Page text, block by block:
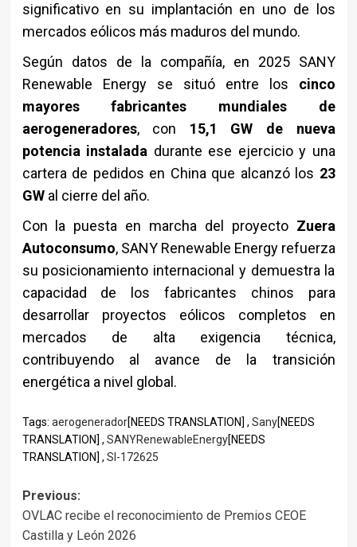
significativo en su implantación en uno de los
mercados eólicos más maduros del mundo.
Según datos de la compañía, en 2025 SANY
Renewable Energy se situó entre los cinco
mayores fabricantes mundiales de
aerogeneradores, con 15,1 GW de nueva
potencia instalada durante ese ejercicio y una
cartera de pedidos en China que alcanzó los 23
GWal cierre del año.
Con la puesta en marcha del proyecto Zuera
Autoconsumo, SANY Renewable Energy refuerza
su posicionamiento internacional y demuestra la
capacidad de los fabricantes chinos para
desarrollar proyectos eólicos completos en
mercados de alta exigencia técnica,
contribuyendo al avance de la transición
energética a nivel global.
Tags: aerogenerador[NEEDS TRANSLATION] , Sany[NEEDS
TRANSLATION] , SANYRenewableEnergy[NEEDS
TRANSLATION] , SI-172625
Post
navigation
Previous:
OVLAC recibe el reconocimiento de Premios CEOE
Castilla y León 2026